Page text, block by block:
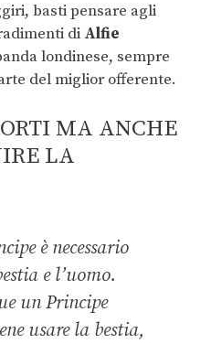
basti pensare agli
di Alfie
londinese, sempre
del miglior offerente.
MA ANCHE
LA
è necessario
e l’uomo.
un Principe
usare la bestia,